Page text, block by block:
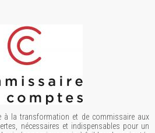
à la transformation et de commissaire aux
nécessaires et indispensables pour un